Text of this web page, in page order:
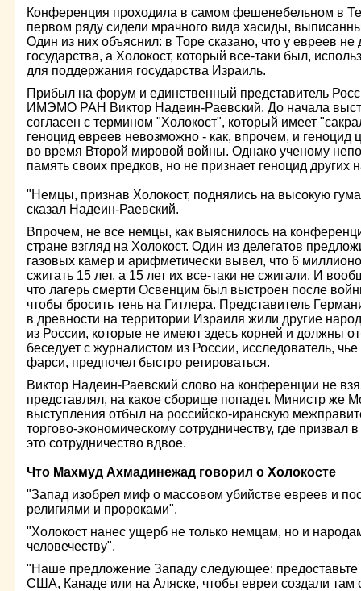
Конференция проходила в самом фешенебельном в
первом ряду сидели мрачного вида хасиды,
Один из них объяснил: в Торе сказано, что у евреев не
государства, а Холокост, который все-таки был,
для поддержания государства Израиль.
Прибыл на форум и единственный представитель
ИМЭМО РАН Виктор Надеин-Раевский. До начала
согласен с термином "Холокост", который имеет
геноцид евреев невозможно - как, впрочем, и геноцид
во время Второй мировой войны. Однако ученому
память своих предков, но не признает геноцид
"Немцы, признав Холокост, поднялись на высокую
сказал Надеин-Раевский.
Впрочем, не все немцы, как выяснилось на
стране взгляд на Холокост. Один из делегатов
газовых камер и арифметически вывел, что 6
сжигать 15 лет, а 15 лет их все-таки не сжигали. И
что лагерь смерти Освенцим был выстроен после
чтобы бросить тень на Гитлера. Представитель
в древности на территории Израиля жили другие
из России, которые не имеют здесь корней и должны
беседует с журналистом из России, исследователь,
фарси, предпочел быстро ретироваться.
Виктор Надеин-Раевский слово на конференции не
представлял, на какое сборище попадет. Министр же
выступления отбыл на российско-иранскую
торгово-экономическому сотрудничеству, где призвал
это сотрудничество вдвое.
Что Махмуд Ахмадинежад говорил о Холокосте
"Запад изобрел миф о массовом убийстве евреев и
религиями и пророками".
"Холокост нанес ущерб не только немцам, но и
человечеству".
"Наше предложение Западу следующее:
США, Канаде или на Аляске, чтобы евреи создали там